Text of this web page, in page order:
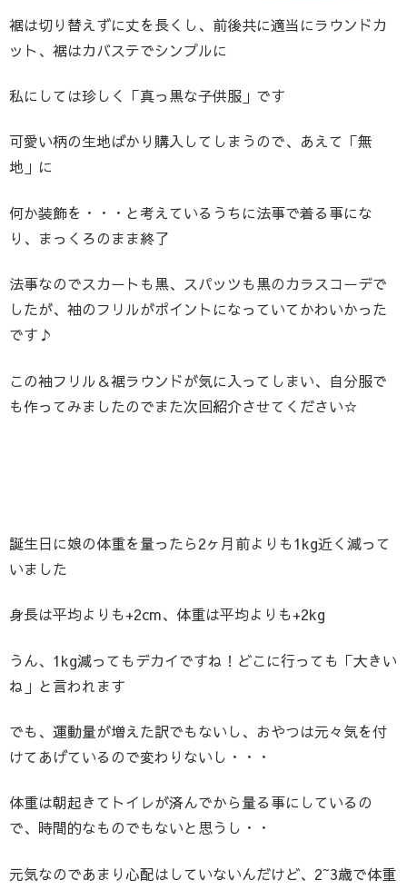
裾は切り替えずに丈を長くし、前後共に適当にラウンドカ
ット、裾はカバステでシンプルに
私にしては珍しく「真っ黒な子供服」です
可愛い柄の生地ばかり購入してしまうので、あえて「無
地」に
何か装飾を・・・と考えているうちに法事で着る事にな
り、まっくろのまま終了
法事なのでスカートも黒、スパッツも黒のカラスコーデで
したが、袖のフリルがポイントになっていてかわいかった
です♪
この袖フリル＆裾ラウンドが気に入ってしまい、自分服で
も作ってみましたのでまた次回紹介させてください☆
誕生日に娘の体重を量ったら2ヶ月前よりも1kg近く減って
いました
身長は平均よりも+2cm、体重は平均よりも+2kg
うん、1kg減ってもデカイですね！どこに行っても「大きい
ね」と言われます
でも、運動量が増えた訳でもないし、おやつは元々気を付
けてあげているので変わりないし・・・
体重は朝起きてトイレが済んでから量る事にしているの
で、時間的なものでもないと思うし・・
元気なのであまり心配はしていないんだけど、2~3歳で体重